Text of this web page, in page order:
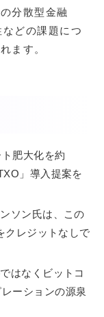
分散型金融
どの課題につ
ます。
肥大化を約
」導入提案を
ソン氏は、この
クレジットなしで
はなくビットコ
ーションの源泉